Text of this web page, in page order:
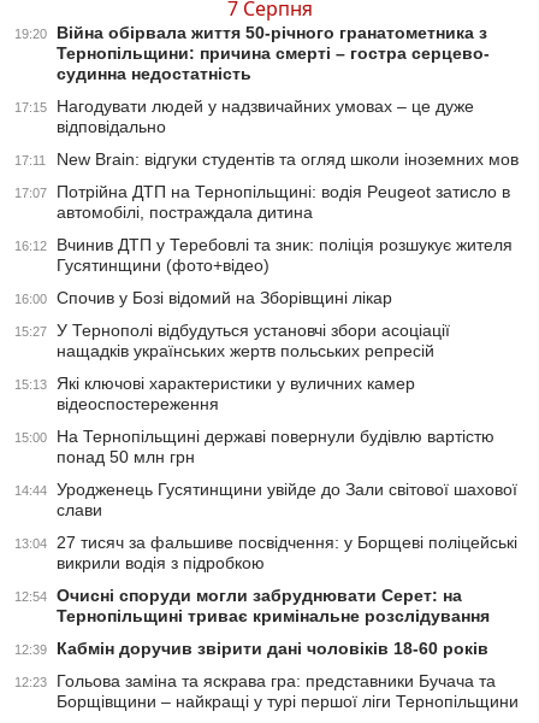
7 Серпня
19:20
Війна обірвала життя 50-річного гранатометника з
Тернопільщини: причина смерті – гостра серцево-
судинна недостатність
17:15
Нагодувати людей у надзвичайних умовах – це дуже
відповідально
17:11 New Brain: відгуки студентів та огляд школи іноземних мов
17:07
Потрійна ДТП на Тернопільщині: водія Peugeot затисло в
автомобілі, постраждала дитина
16:12
Вчинив ДТП у Теребовлі та зник: поліція розшукує жителя
Гусятинщини (фото+відео)
16:00 Спочив у Бозі відомий на Зборівщині лікар
15:27
У Тернополі відбудуться установчі збори асоціації
нащадків українських жертв польських репресій
15:13
Які ключові характеристики у вуличних камер
відеоспостереження
15:00
На Тернопільщині державі повернули будівлю вартістю
понад 50 млн грн
14:44
Уродженець Гусятинщини увійде до Зали світової шахової
слави
13:04
27 тисяч за фальшиве посвідчення: у Борщеві поліцейські
викрили водія з підробкою
12:54
Очисні споруди могли забруднювати Серет: на
Тернопільщині триває кримінальне розслідування
12:39 Кабмін доручив звірити дані чоловіків 18-60 років
12:23
Гольова заміна та яскрава гра: представники Бучача та
Борщівщини – найкращі у турі першої ліги Тернопільщини